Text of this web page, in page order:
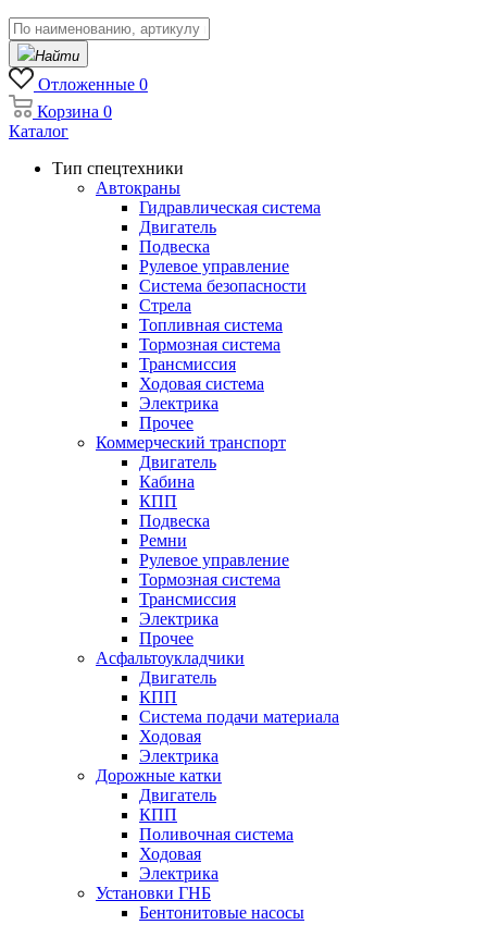
Найти
Отложенные 0
Корзина 0
Каталог
Тип спецтехники
Автокраны
Гидравлическая система
Двигатель
Подвеска
Рулевое управление
Система безопасности
Стрела
Топливная система
Тормозная система
Трансмиссия
Ходовая система
Электрика
Прочее
Коммерческий транспорт
Двигатель
Кабина
КПП
Подвеска
Ремни
Рулевое управление
Тормозная система
Трансмиссия
Электрика
Прочее
Асфальтоукладчики
Двигатель
КПП
Система подачи материала
Ходовая
Электрика
Дорожные катки
Двигатель
КПП
Поливочная система
Ходовая
Электрика
Установки ГНБ
Бентонитовые насосы